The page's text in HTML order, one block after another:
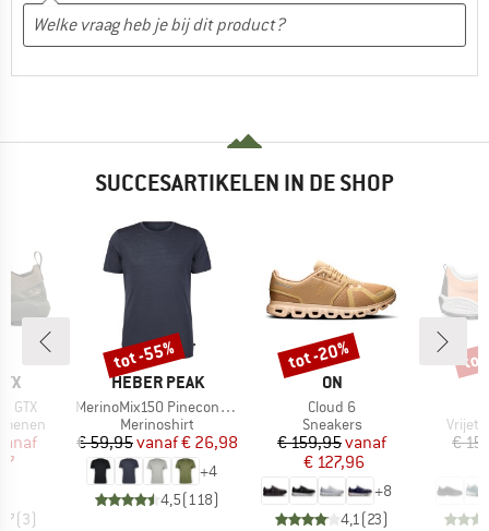
SUCCESARTIKELEN IN DE SHOP
GTX
prijs
(3)
MERK
HEBER PEAK
Artikel
MerinoMix150 PineconeHe. II T-Shirt
Productgroep
Merinoshirt
Prijs
€ 59,95 Verlaagde prijs
vanaf€ 26,98
+4
4,5(118)
Korting
tot -55%
MERK
ON
Artikel
Cloud 6
Productgroep
Sneakers
Prijs
€ 159,95Verlaagde prijs
vanaf
€ 127,96
+8
4,1(23)
Korting
tot -20%
€
tot